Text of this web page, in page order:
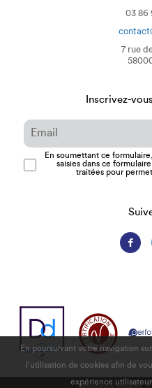
03 86
7 rue
Inscrivez-
En soumettant ce
saisies dans ce
traitées pour
F
En poursuivant votre navigation
l’utilisation de cookies afin de
expérience utilisateur